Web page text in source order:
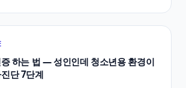
하는 법 — 성인인데 청소년용 환경이
단 7단계